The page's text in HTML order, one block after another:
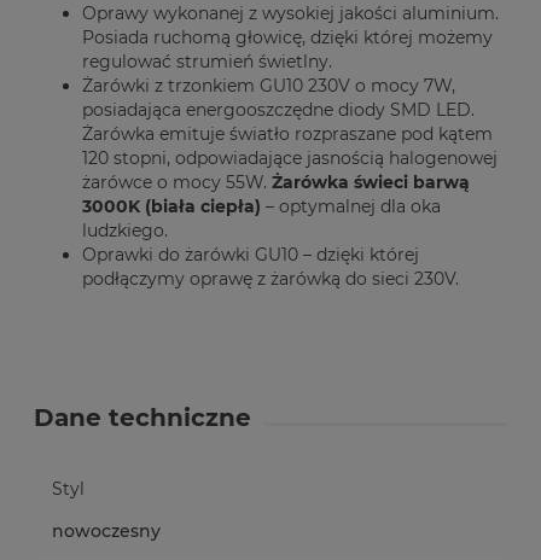
Oprawy wykonanej z wysokiej jakości aluminium.
Posiada ruchomą głowicę, dzięki której możemy
regulować strumień świetlny.
Żarówki z trzonkiem GU10 230V o mocy 7W,
posiadająca energooszczędne diody SMD LED.
Żarówka emituje światło rozpraszane pod kątem
120 stopni, odpowiadające jasnością halogenowej
żarówce o mocy 55W. Żarówka świeci barwą
3000K (biała ciepła) – optymalnej dla oka
ludzkiego.
Oprawki do żarówki GU10 – dzięki której
podłączymy oprawę z żarówką do sieci 230V.
Dane techniczne
Styl
nowoczesny